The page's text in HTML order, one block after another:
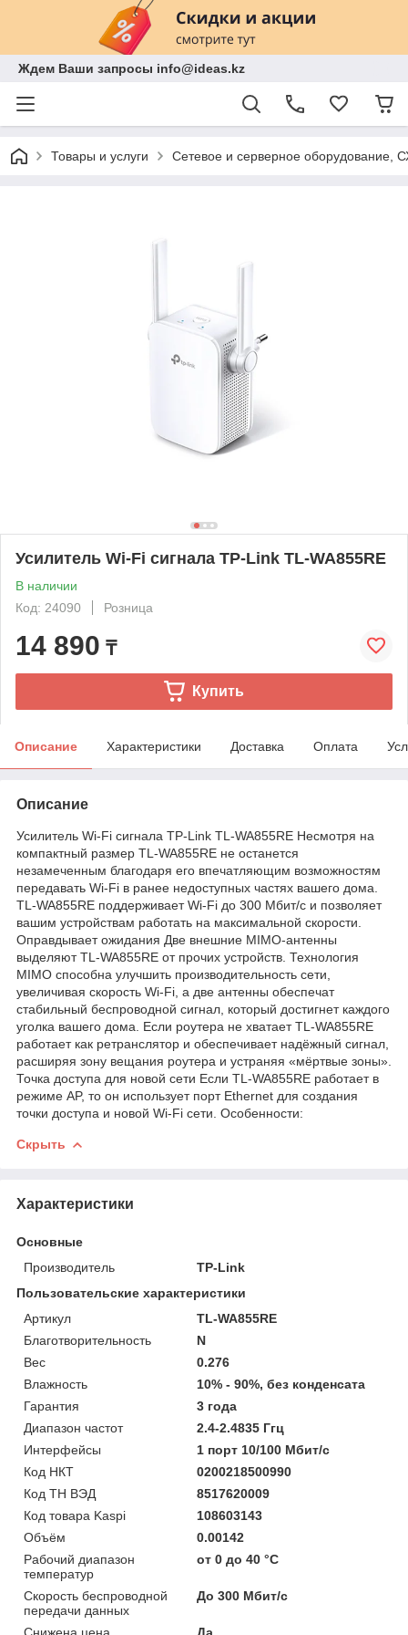
Ждем Ваши запросы info@ideas.kz
Товары и услуги Сетевое и серверное оборудование,
Усилитель Wi-Fi сигнала TP-Link TL-WA855RE
В наличии
Код: 24090
Розница
14 890 ₸
Купить
Описание Характеристики Доставка Оплата
Описание
Усилитель Wi-Fi сигнала TP-Link TL-WA855RE Несмотря на
компактный размер TL-WA855RE не останется
незамеченным благодаря его впечатляющим возможностям
передавать Wi-Fi в ранее недоступных частях вашего дома.
TL-WA855RE поддерживает Wi-Fi до 300 Мбит/с и позволяет
вашим устройствам работать на максимальной скорости.
Оправдывает ожидания Две внешние MIMO-антенны
выделяют TL-WA855RE от прочих устройств. Технология
MIMO способна улучшить производительность сети,
увеличивая скорость Wi-Fi, а две антенны обеспечат
стабильный беспроводной сигнал, который достигнет каждого
уголка вашего дома. Если роутера не хватает TL-WA855RE
работает как ретранслятор и обеспечивает надёжный сигнал,
расширяя зону вещания роутера и устраняя «мёртвые зоны».
Точка доступа для новой сети Если TL-WA855RE работает в
режиме AP, то он использует порт Ethernet для создания
точки доступа и новой Wi-Fi сети. Особенности:
Скрыть
Характеристики
Основные
Производитель
TP-Link
Пользовательские характеристики
Артикул
TL-WA855RE
Благотворительность
N
Вес
0.276
Влажность
10% - 90%, без конденсата
Гарантия
3 года
Диапазон частот
2.4-2.4835 Ггц
Интерфейсы
1 порт 10/100 Мбит/с
Код НКТ
0200218500990
Код ТН ВЭД
8517620009
Код товара Kaspi
108603143
Объём
0.00142
Рабочий диапазон
температур
от 0 до 40 °С
Скорость беспроводной
передачи данных
До 300 Мбит/с
Снижена цена Да